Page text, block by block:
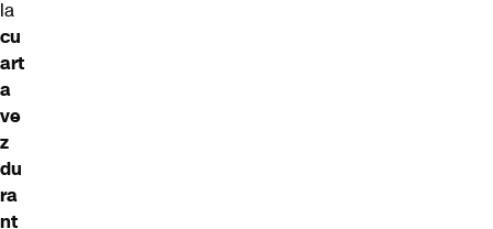
la
cu
art
a
ve
z
du
ra
nt